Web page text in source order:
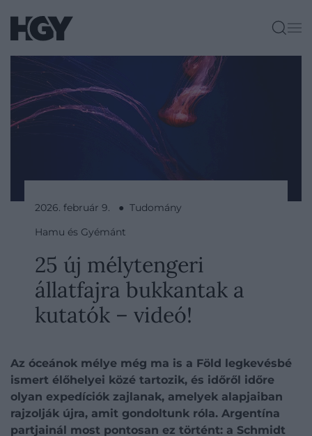
2026. február 9. ● Tudomány
Hamu és Gyémánt
25 új mélytengeri
állatfajra bukkantak a
kutatók – videó!
Az óceánok mélye még ma is a Föld legkevésbé
ismert élőhelyei közé tartozik, és időről időre
olyan expedíciók zajlanak, amelyek alapjaiban
rajzolják újra, amit gondoltunk róla. Argentína
partjainál most pontosan ez történt: a Schmidt